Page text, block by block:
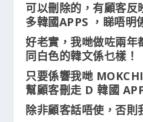
可以刪除的，有顧客反
多韓國APPS ，睇唔明
好老實，我哋做咗兩年
同白色的韓文係乜樣！
只要係響我哋
幫顧客刪走 D 韓國
除非顧客話唔使，否則